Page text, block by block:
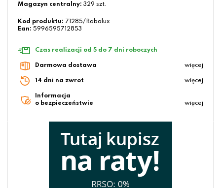
Magazyn centralny: 329 szt.
Kod produktu: 71285/Rabalux
Ean: 5996595712853
Czas realizacji od 5 do 7 dni roboczych
Darmowa dostawa więcej
14 dni na zwrot więcej
Informacja
o bezpieczeństwie
więcej